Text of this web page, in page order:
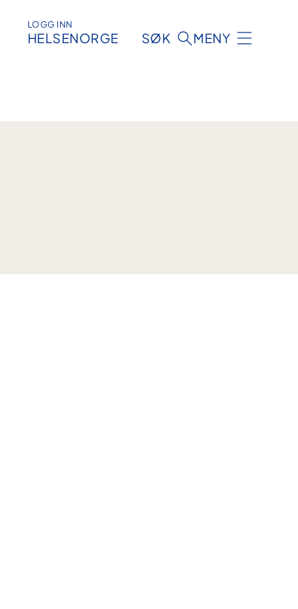
LOGG INN
HELSENORGE SØK MENY